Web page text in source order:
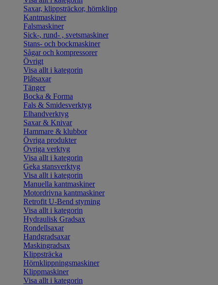
Saxar, klippsträckor, hörnklipp
Kantmaskiner
Falsmaskiner
Sick-, rund- , svetsmaskiner
Stans- och bockmaskiner
Sågar och kompressorer
Övrigt
Visa allt i kategorin
Plåtsaxar
Tänger
Bocka & Forma
Fals & Smidesverktyg
Elhandverktyg
Saxar & Knivar
Hammare & klubbor
Övriga produkter
Övriga verktyg
Visa allt i kategorin
Geka stansverktyg
Visa allt i kategorin
Manuella kantmaskiner
Motordrivna kantmaskiner
Retrofit U-Bend styrning
Visa allt i kategorin
Hydraulisk Gradsax
Rondellsaxar
Handgradsaxar
Maskingradsax
Klippsträcka
Hörnklippningsmaskiner
Klippmaskiner
Visa allt i kategorin